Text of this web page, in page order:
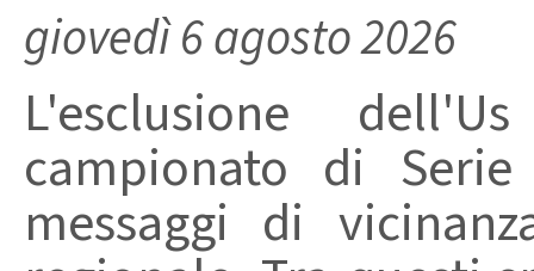
giovedì 6 agosto 2026
L'esclusione
campionato di
messaggi di